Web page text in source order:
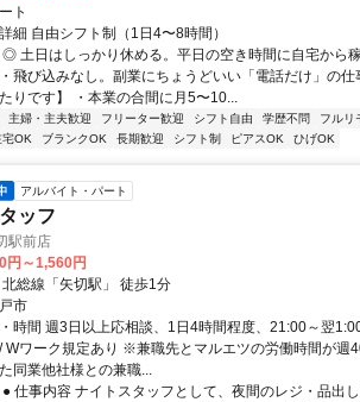
ト
細 自由シフト制（1日4〜8時間）
◎ 土日はしっかり休める。平日の空き時間に自宅から
飛び込みなし。副業にちょうどいい「電話だけ」の仕
りです】 ・本業の合間に月5〜10...
主婦・主夫歓迎 フリーター歓迎 シフト自由 学歴不問 フルリ
宅OK ブランクOK 長期歓迎 シフト制 ピアスOK ひげOK
アルバイト・パート
ッフ
駅前店
円～1,560円
総線「矢切駅」 徒歩1分
市
時間 週3日以上応相談、1日4時間程度、21:00～翌
Wワーク規定あり ※兼職先とマルエツの労働時間が週
同業他社様との兼職...
仕事内容 ナイトスタッフとして、夜間のレジ・品出